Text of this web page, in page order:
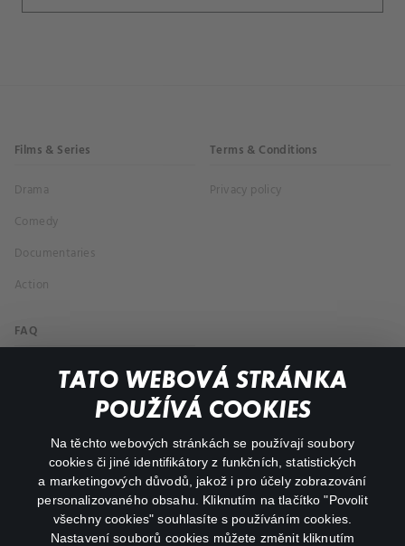
TATO WEBOVÁ STRÁNKA
POUŽÍVÁ COOKIES
Na těchto webových stránkách se používají soubory
cookies či jiné identifikátory z funkčních, statistických
a marketingových důvodů, jakož i pro účely zobrazování
personalizovaného obsahu. Kliknutím na tlačítko "Povolit
všechny cookies" souhlasíte s používáním cookies.
Nastavení souborů cookies můžete změnit kliknutím
Films & Series
Drama
Comedy
Documentaries
Action
Terms & Conditions
Privacy policy
FAQ
My profile
facebookinstagram
youtube